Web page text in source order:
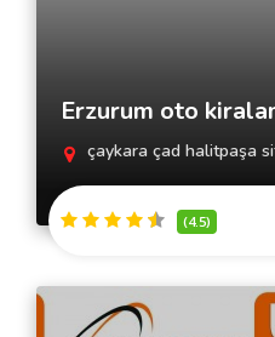
Erzurum oto
çaykara çad halitpaşa
(4.5)